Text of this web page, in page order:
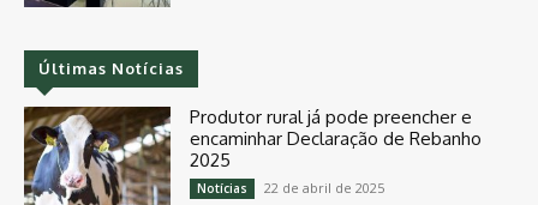
Últimas Notícias
Produtor rural já pode preencher e
encaminhar Declaração de Rebanho
2025
Notícias 22 de abril de 2025